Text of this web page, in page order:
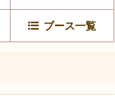
ブース一覧